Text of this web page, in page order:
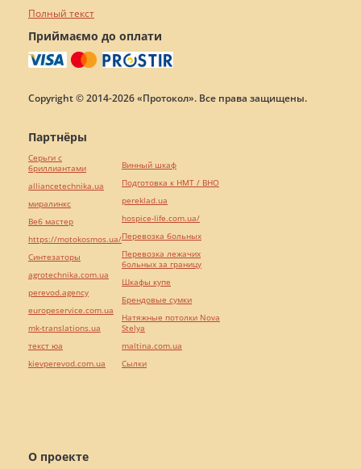
Полный текст
Приймаємо до оплати
Copyright © 2014-2026 «Протокол». Все права защищены.
О проекте
Партнёры
Серьги с
бриллиантами
alliancetechnika.ua
миралинкс
Веб мастер
https://motokosmos.ua/
Синтезаторы
agrotechnika.com.ua
perevod.agency
europeservice.com.ua
mk-translations.ua
текст юа
kievperevod.com.ua
Винный шкаф
Подготовка к НМТ / ВНО
pereklad.ua
hospice-life.com.ua/
Перевозка больных
Перевозка лежачих
больных за границу
Шкафы купе
Брендовые сумки
Натяжные потолки Nova
Stelya
maltina.com.ua
Cылки